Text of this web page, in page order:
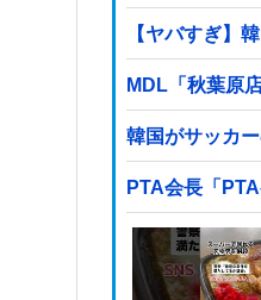
【ヤバすぎ】
MDL「秋葉原
韓国がサッカ
PTA会長「